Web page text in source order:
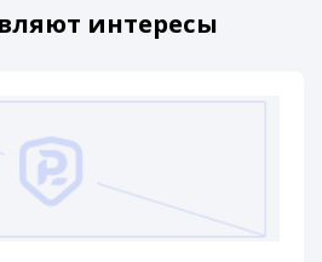
интересы